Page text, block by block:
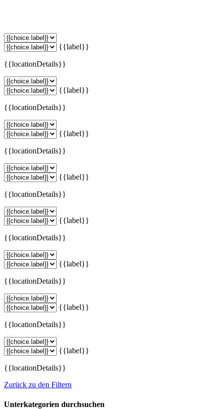
{{label}}
{{locationDetails}}
{{label}}
{{locationDetails}}
{{label}}
{{locationDetails}}
{{label}}
{{locationDetails}}
{{label}}
{{locationDetails}}
{{label}}
{{locationDetails}}
{{label}}
{{locationDetails}}
{{label}}
{{locationDetails}}
Zurück zu den Filtern
Unterkategorien durchsuchen